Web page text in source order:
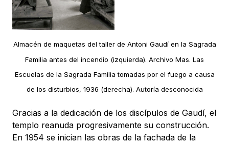
Almacén de maquetas del taller de Antoni Gaudí en la Sagrada
Familia antes del incendio (izquierda). Archivo Mas. Las
Escuelas de la Sagrada Familia tomadas por el fuego a causa
de los disturbios, 1936 (derecha). Autoría desconocida
Gracias a la dedicación de los discípulos de Gaudí, el
templo reanuda progresivamente su construcción.
En 1954 se inician las obras de la fachada de la